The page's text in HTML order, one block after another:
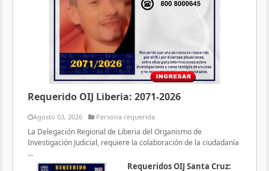
Requerido OIJ Liberia: 2071-2026
Agosto 03, 2026 Persona requerida
La Delegación Regional de Liberia del Organismo de
Investigación Judicial, requiere la colaboración de la ciudadanía
...
Requeridos OIJ Santa Cruz: